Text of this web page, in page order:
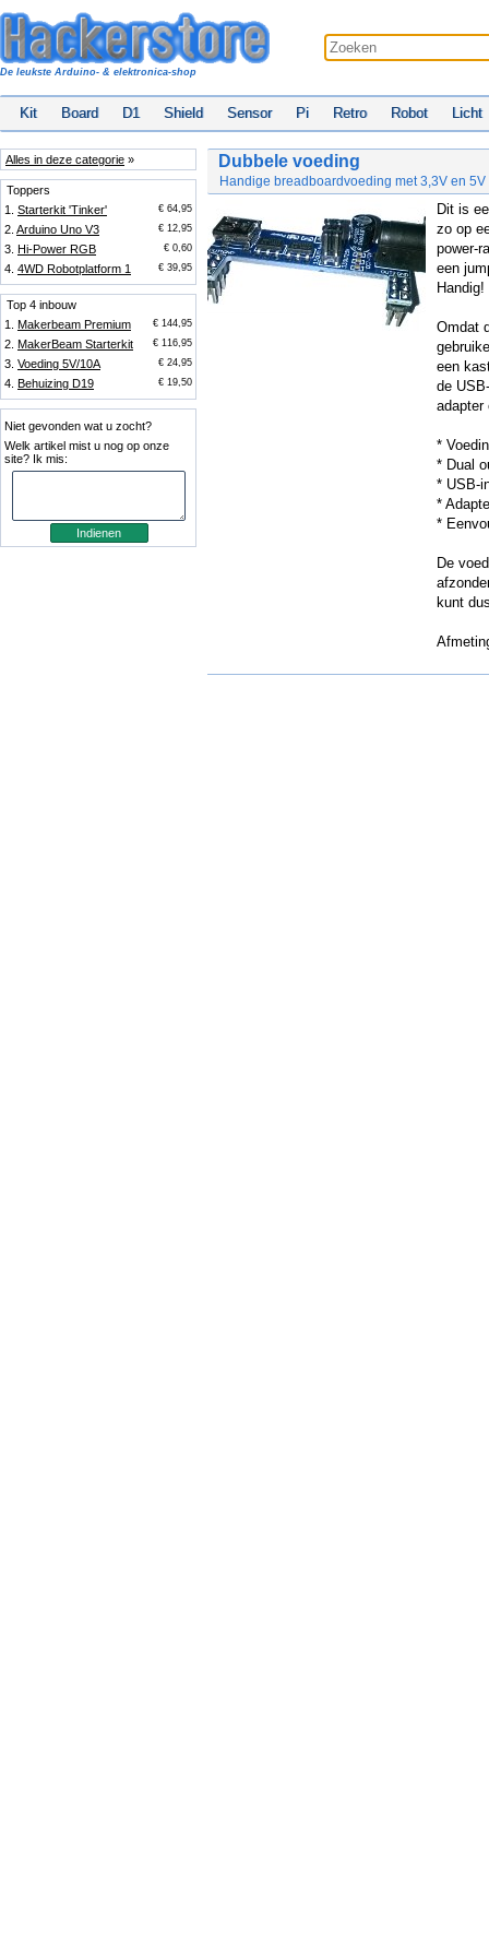
De leukste Arduino- & elektronica-shop
Kit Board D1 Shield Sensor Pi Retro Robot Licht
Alles in deze categorie »
Toppers
1. Starterkit 'Tinker' € 64,95
2. Arduino Uno V3 € 12,95
3. Hi-Power RGB € 0,60
4. 4WD Robotplatform 1 € 39,95
Top 4 inbouw
1. Makerbeam Premium € 144,95
2. MakerBeam Starterkit € 116,95
3. Voeding 5V/10A € 24,95
4. Behuizing D19 € 19,50
Niet gevonden wat u zocht?
Welk artikel mist u nog op onze
site? Ik mis:
Dubbele voeding
Handige breadboardvoeding met 3,3V en 5V
Dit is
zo op
power-
een
Handig!
Omdat
een
de
adapter
*
* Dual
* USB-
*
*
De
kunt